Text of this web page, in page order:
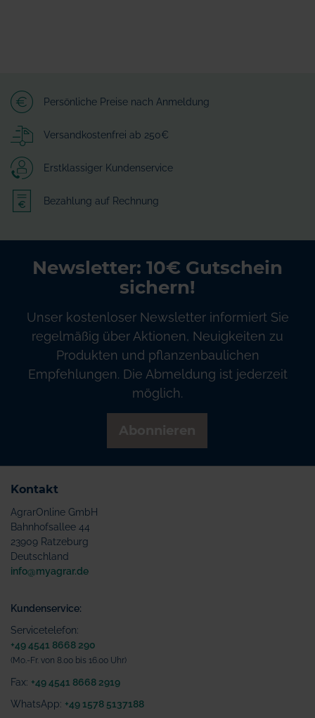
Persönliche Preise nach Anmeldung
Versandkostenfrei ab 250€
Erstklassiger Kundenservice
Bezahlung auf Rechnung
Newsletter: 10€ Gutschein
sichern!
Unser kostenloser Newsletter informiert Sie
regelmäßig über Aktionen, Neuigkeiten zu
Produkten und pflanzenbaulichen
Empfehlungen. Die Abmeldung ist jederzeit
möglich.
Kontakt
AgrarOnline GmbH
Bahnhofsallee 44
23909 Ratzeburg
Deutschland
info@myagrar.de
Kundenservice:
Servicetelefon:
+49 4541 8668 290
(Mo.-Fr. von 8.00 bis 16.00 Uhr)
Fax: +49 4541 8668 2919
WhatsApp: +49 1578 5137188